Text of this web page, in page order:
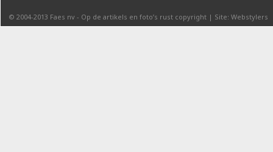
© 2004-2013 Faes nv - Op de artikels en foto’s rust copyright | Site: Webstylers